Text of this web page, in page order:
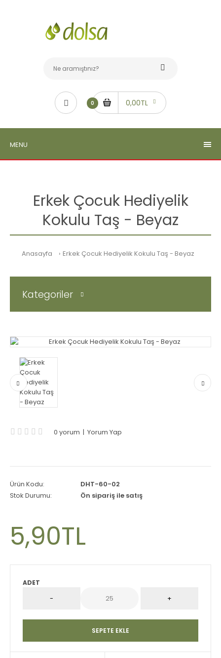
0 0,00TL
MENU
Erkek Çocuk Hediyelik
Kokulu Taş - Beyaz
Anasayfa Erkek Çocuk Hediyelik Kokulu Taş - Beyaz
Kategoriler
0 yorum | Yorum Yap
Ürün Kodu:
DHT-60-02
Stok Durumu:
Ön sipariş ile satış
5,90TL
ADET